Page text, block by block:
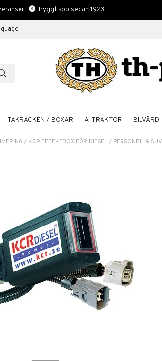
Tryggt köp sedan 1923
TAKRÄCKEN / BOXAR A-TRAKTOR BILVÅRD
/ KCR EFFEKTBOX FÖR DIESEL/ PERSONBIL & SUV